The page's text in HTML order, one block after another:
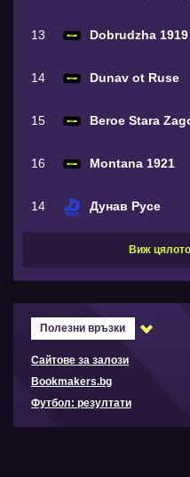
13 Dobrudzha 1919
14 Dunav ot Ruse
15 Beroe Stara
16 Montana 1921
14 Дунав Русе
Виж
Полезни връзки
Сайтове за залози
Bookmakers.bg
Футбол: резултати